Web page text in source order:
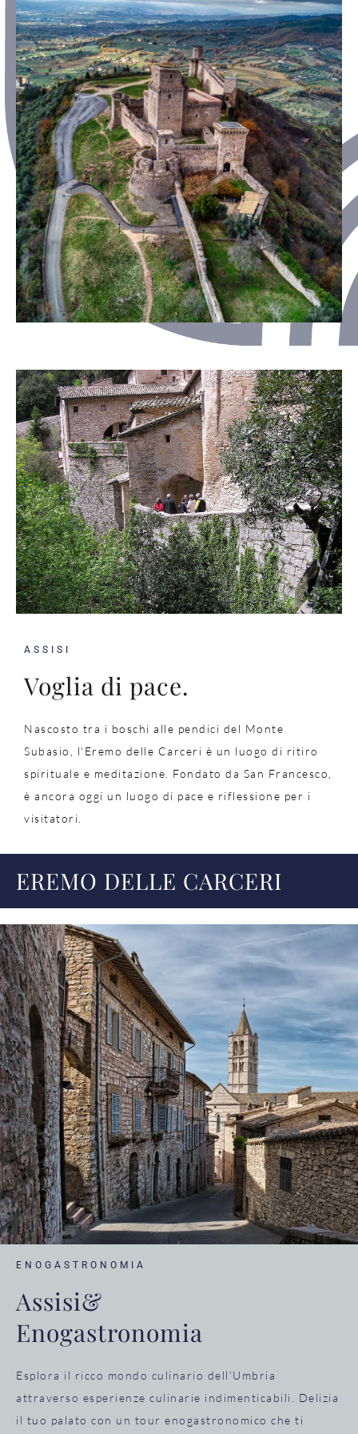
ASSISI
Voglia di pace.
Nascosto tra i boschi alle pendici del Monte
Subasio, l'Eremo delle Carceri è un luogo di ritiro
spirituale e meditazione. Fondato da San Francesco,
è ancora oggi un luogo di pace e riflessione per i
visitatori.
EREMO DELLE CARCERI
ENOGASTRONOMIA
Assisi&
Enogastronomia
Esplora il ricco mondo culinario dell’Umbria
attraverso esperienze culinarie indimenticabili. Delizia
il tuo palato con un tour enogastronomico che ti